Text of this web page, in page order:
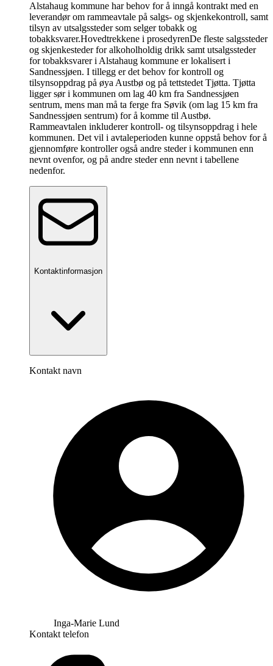
Alstahaug kommune har behov for å inngå kontrakt med en
leverandør om rammeavtale på salgs- og skjenkekontroll, samt
tilsyn av utsalgssteder som selger tobakk og
tobakksvarer.Hovedtrekkene i prosedyrenDe fleste salgssteder
og skjenkesteder for alkoholholdig drikk samt utsalgssteder
for tobakksvarer i Alstahaug kommune er lokalisert i
Sandnessjøen. I tillegg er det behov for kontroll og
tilsynsoppdrag på øya Austbø og på tettstedet Tjøtta. Tjøtta
ligger sør i kommunen om lag 40 km fra Sandnessjøen
sentrum, mens man må ta ferge fra Søvik (om lag 15 km fra
Sandnessjøen sentrum) for å komme til Austbø.
Rammeavtalen inkluderer kontroll- og tilsynsoppdrag i hele
kommunen. Det vil i avtaleperioden kunne oppstå behov for å
gjennomføre kontroller også andre steder i kommunen enn
nevnt ovenfor, og på andre steder enn nevnt i tabellene
nedenfor.
Kontaktinformasjon
Kontakt navn
Inga-Marie Lund
Kontakt telefon